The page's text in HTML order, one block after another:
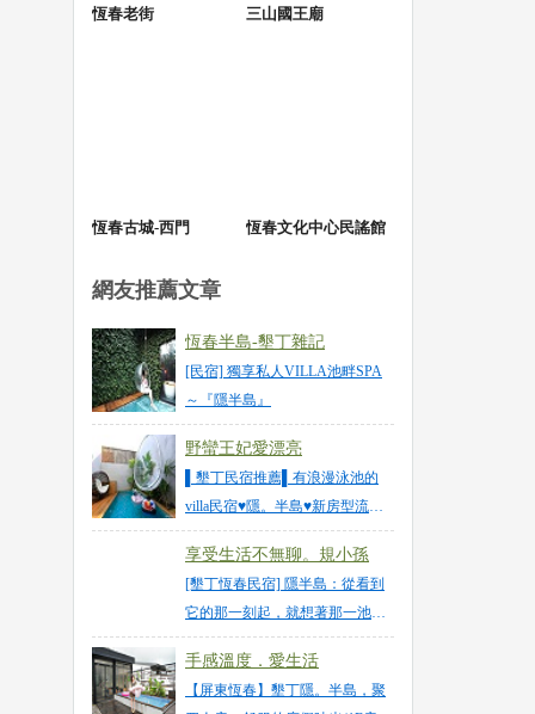
恆春老街 三山國王廟
恆春古城-西門 恆春文化中心民謠館
網友推薦文章
恆春半島-墾丁雜記
[民宿] 獨享私人VILLA池畔SPA
～『隱半島』
野蠻王妃愛漂亮
▌墾丁民宿推薦▌有浪漫泳池的
villa民宿♥隱。半島♥新房型流。
泳池Villa雙人房(現做下午茶、早
餐) - 野蠻王妃愛漂亮
享受生活不無聊。規小孫
[墾丁恆春民宿] 隱半島：從看到
它的那一刻起，就想著那一池屬
於自己的泳池！屋裡屋外到下午
茶、早餐都讓人好喜歡～
手感溫度．愛生活
【屏東恆春】墾丁隱。半島，聚